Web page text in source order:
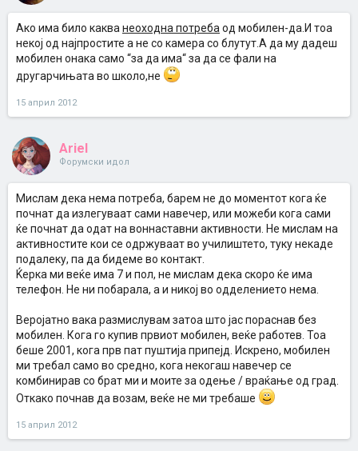
Ако има било каква неоходна потреба од мобилен-да.И тоа
некој од најпростите а не со камера со блутут.А да му дадеш
мобилен онака само “за да има“ за да се фали на
другарчињата во школо,не
15 април 2012
Ariel
Форумски идол
Мислам дека нема потреба, барем не до моментот кога ќе
почнат да излегуваат сами навечер, или можеби кога сами
ќе почнат да одат на воннаставни активности. Не мислам на
активностите кои се одржуваат во училиштето, туку некаде
подалеку, па да бидеме во контакт.
Ќерка ми веќе има 7 и пол, не мислам дека скоро ќе има
телефон. Не ни побарала, а и никој во одделението нема.
Веројатно вака размислувам затоа што јас пораснав без
мобилен. Кога го купив првиот мобилен, веќе работев. Тоа
беше 2001, кога прв пат пуштија припејд. Искрено, мобилен
ми требал само во средно, кога некогаш навечер се
комбинирав со брат ми и моите за одење / враќање од град.
Откако почнав да возам, веќе не ми требаше
15 април 2012